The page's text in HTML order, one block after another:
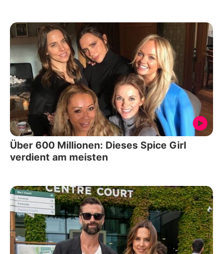
Über 600 Millionen: Dieses Spice Girl
verdient am meisten